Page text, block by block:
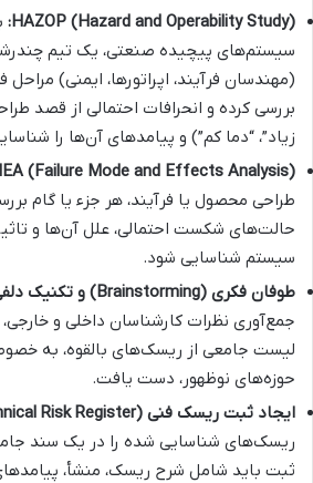
HAZOP (Hazard and Operability Study):
سیستم‌های پیچیده صنعتی، یک تیم
(مهندسان فرآیند، اپراتورها، ایمنی) مراحل
بررسی کرده و انحرافات احتمالی از قصد
زیاد”، “دما کم”) و پیامدهای آن‌ها را
(Failure Mode and Effects Analysis):
طراحی محصول یا فرآیند، هر جزء یا گام
حالت‌های شکست احتمالی، علل آن‌ها و
سیستم شناسایی شود.
طوفان فکری (Brainstorming) و تکنیک دلفی:
جمع‌آوری نظرات کارشناسان داخلی و
لیست جامعی از ریسک‌های بالقوه، به
حوزه‌های نوظهور، دست یافت.
ایجاد ثبت ریسک فنی (Technical Risk Register):
ریسک‌های شناسایی شده را در یک سند
ثبت باید شامل شرح ریسک، منشأ،